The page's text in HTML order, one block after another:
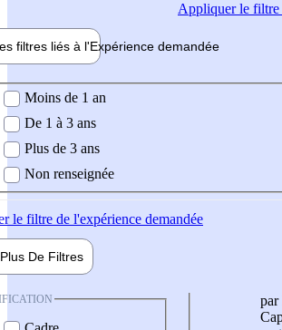
Appliquerle filtre
filtres liés à l'Expérience demandée
demandée
Moins de 1 an
De 1 à 3 ans
Plus de 3 ans
Non renseignée
le filtre de l'expérience demandée
Plus De Filtres
par